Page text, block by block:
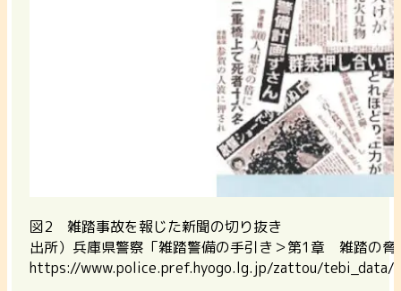
図2 雑踏事故を報じた新聞の切り抜き
出所）兵庫県警察「雑踏警備の手引き＞第1章 雑踏の脅
https://www.police.pref.hyogo.lg.jp/zattou/tebi_data/